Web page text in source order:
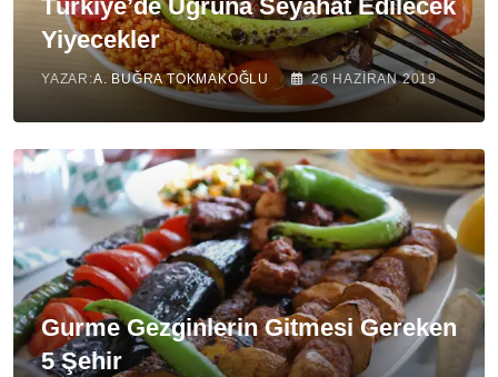
Türkiye’de Uğruna Seyahat Edilecek
Yiyecekler
YAZAR:A. BUĞRA TOKMAKOĞLU 26 HAZIRAN 2019
Gurme Gezginlerin Gitmesi Gereken
5 Şehir